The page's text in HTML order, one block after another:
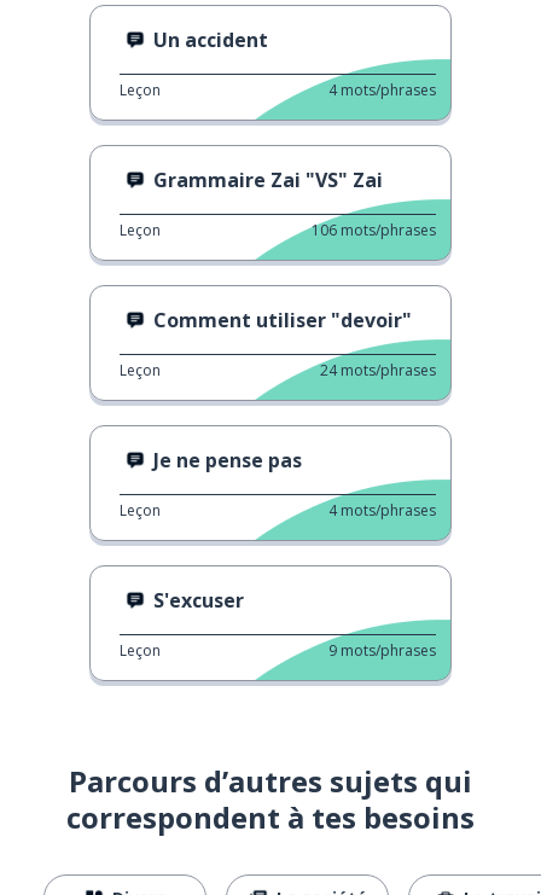
Un accident
Leçon 4 mots/phrases
Grammaire Zai "VS" Zai
Leçon 106 mots/phrases
Comment utiliser "devoir"
Leçon 24 mots/phrases
Je ne pense pas
Leçon 4 mots/phrases
S'excuser
Leçon 9 mots/phrases
Parcours d’autres sujets qui
correspondent à tes besoins